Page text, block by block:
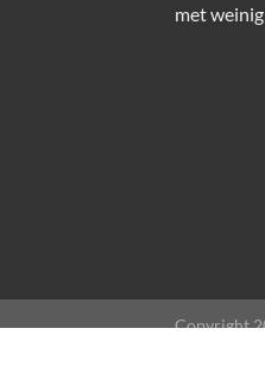
met
Copyright